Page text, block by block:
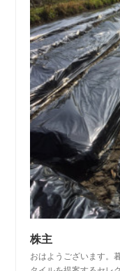
株主
おはようございます。